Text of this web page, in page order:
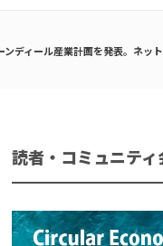
ンディール産業計画を発表。ネッ
読者・コミュニティ